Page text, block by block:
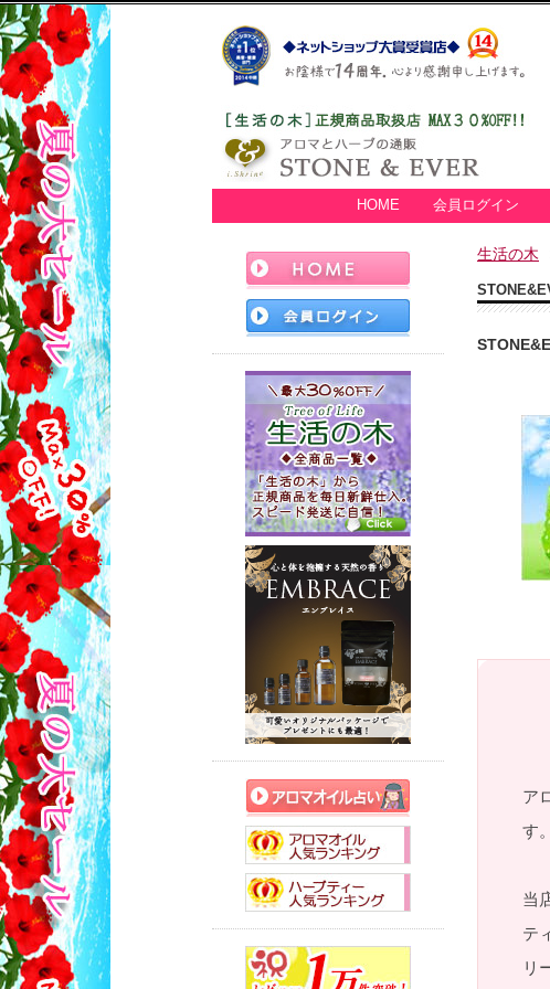
HOME 会員ログイン
生活の木
ア
す。
当
テ
リ